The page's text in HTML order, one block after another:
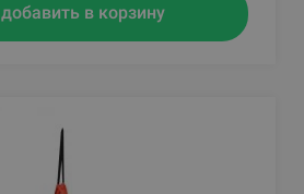
добавить в корзину